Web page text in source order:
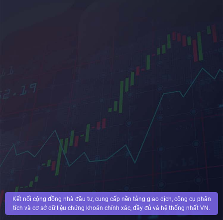
Kết nối cộng đồng nhà đầu tư, cung cấp nền tảng giao dịch, công cụ phân
tích và cơ sở dữ liệu chứng khoán chính xác, đầy đủ và hệ thống nhất VN.